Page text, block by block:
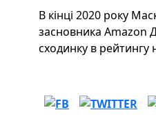
В кінці 2020 року
засновника Amazon
сходинку в рейтингу